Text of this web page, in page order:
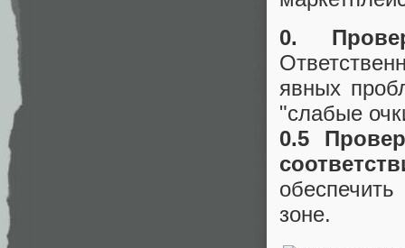
0.
явных
"слабые
0.5
зоне.